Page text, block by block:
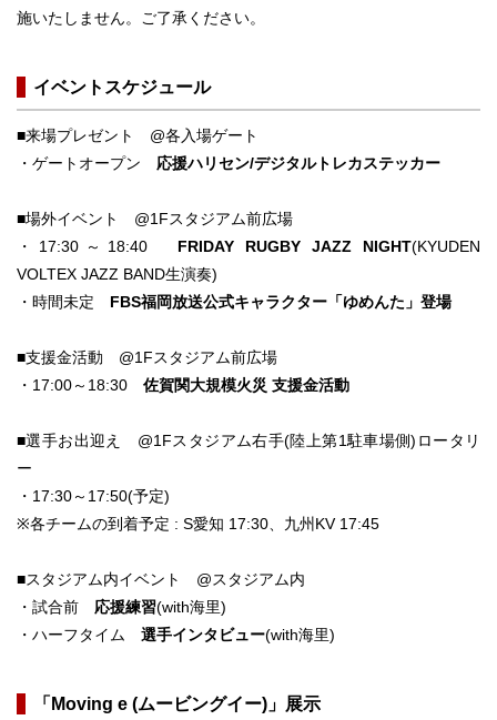
施いたしません。ご了承ください。
イベントスケジュール
■来場プレゼント @各入場ゲート
・ゲートオープン 応援ハリセン/デジタルトレカステッカー
■場外イベント @1Fスタジアム前広場
・17:30～18:40 FRIDAY RUGBY JAZZ NIGHT(KYUDEN
VOLTEX JAZZ BAND生演奏)
・時間未定 FBS福岡放送公式キャラクター「ゆめんた」登場
■支援金活動 @1Fスタジアム前広場
・17:00～18:30 佐賀関大規模火災 支援金活動
■選手お出迎え @1Fスタジアム右手(陸上第1駐車場側)ロータリ
ー
・17:30～17:50(予定)
※各チームの到着予定 : S愛知 17:30、九州KV 17:45
■スタジアム内イベント @スタジアム内
・試合前 応援練習(with海里)
・ハーフタイム 選手インタビュー(with海里)
「Moving e (ムービングイー)」展示